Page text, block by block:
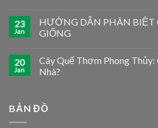
23
Jan
HƯỚNG DẪN PHÂN BIỆT
GIỐNG
20
Jan
Cây Quế Thơm Phong
Nhà?
BẢN ĐỒ